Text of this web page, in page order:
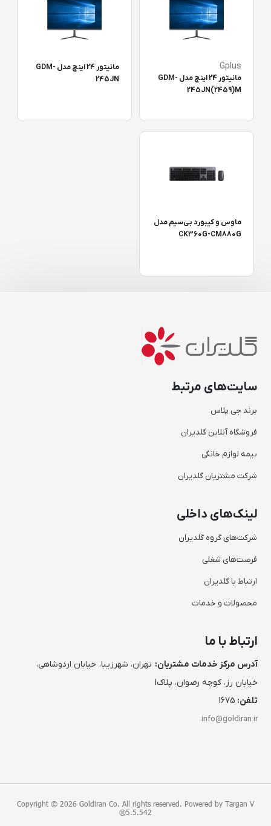
Gplus
مانیتور 24 اینچ مدل GDM-
245JN(2459)M
مانیتور 24 اینچ مدل GDM-
245JN
ماوس و کیبورد بی‌سیم مدل
CK360G-CM880G
سایت‌های مرتبط
برند جی پلاس
فروشگاه آنلاین گلدیران
بیمه لوازم خانگی
شرکت مشتریان گلدیران
لینک‌های داخلی
شرکت‌های گروه گلدیران
فرصت‌های شغلی
ارتباط با گلدیران
محصولات و خدمات
ارتباط با ما
آدرس مرکز خدمات مشتریان: تهران، شهرزیبا، خیابان اردوشاهی،
خیابان رز، کوچه رضوان، پلاک1
تلفن: 1675
info@goldiran.ir
Copyright © 2026 Goldiran Co. All rights reserved. Powered by Targan V
5.5.542
®